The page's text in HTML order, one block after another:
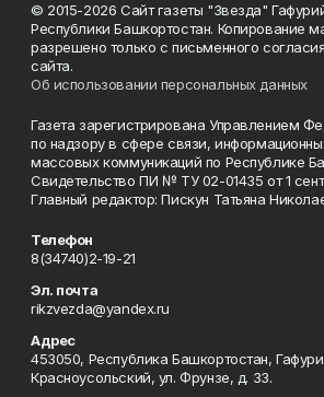
© 2015-2026 Сайт газеты "Звезда"
Республики Башкортостан. Копирование
разрешено только с письменного
сайта.
Об использовании персональных данных
Газета зарегистрирована Управлением
по надзору в сфере связи,
массовых коммуникаций по Республике
Свидетельство ПИ № ТУ 02-01435 от 1
Главный редактор: Пискун Татьяна
Телефон
8(34740)2-19-21
Эл. почта
rikzvezda@yandex.ru
Адрес
453050, Республика Башкортостан,
Красноусольский, ул. Фрунзе, д. 33.